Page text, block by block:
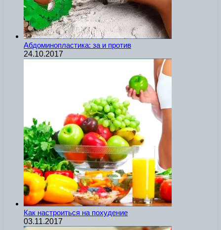
Абдоминопластика: за и против
24.10.2017
Как настроиться на похудение
03.11.2017